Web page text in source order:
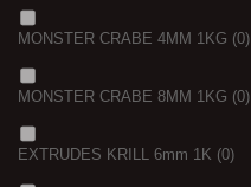
MONSTER CRABE 4MM 1KG (0)
MONSTER CRABE 8MM 1KG (0)
EXTRUDES KRILL 6mm 1K (0)